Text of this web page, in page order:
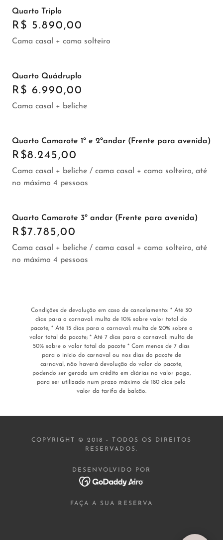
Quarto Triplo
R$ 5.890,00
Cama casal + cama solteiro
Quarto Quádruplo
R$ 6.990,00
Cama casal + beliche
Quarto Camarote 1º e 2ºandar (Frente para avenida)
R$8.245,00
Cama casal + beliche / cama casal + cama solteiro, até
no máximo 4 pessoas
Quarto Camarote 3º andar (Frente para avenida)
R$7.785,00
Cama casal + beliche / cama casal + cama solteiro, até
no máximo 4 pessoas
Condições de devolução em caso de cancelamento: * Até 30
dias para o carnaval: multa de 10% sobre valor total do
pacote; * Até 15 dias para o carnaval: multa de 20% sobre o
valor total do pacote; * Até 7 dias para o carnaval: multa de
50% sobre o valor total do pacote * Com menos de 7 dias
para o início do carnaval ou nos dias do pacote de
carnaval, não haverá devolução do valor do pacote,
podendo ser gerado um crédito em diárias no valor pago,
para ser utilizado num prazo máximo de 180 dias pelo
valor da tarifa de balcão.
COPYRIGHT © 2018 - TODOS OS DIREITOS
RESERVADOS.
DESENVOLVIDO POR
FAÇA A SUA RESERVA